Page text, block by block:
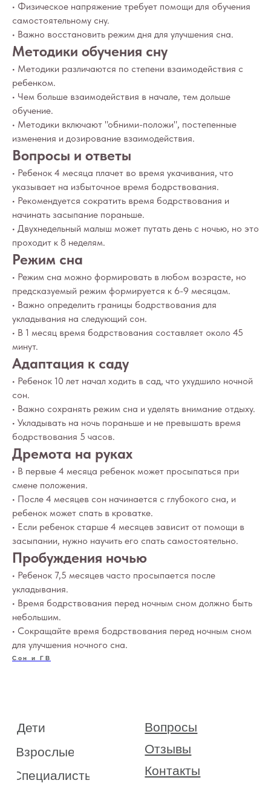
• Физическое напряжение требует помощи для обучения
самостоятельному сну.
• Важно восстановить режим дня для улучшения сна.
Методики обучения сну
• Методики различаются по степени взаимодействия с
ребенком.
• Чем больше взаимодействия в начале, тем дольше
обучение.
• Методики включают "обними-положи", постепенные
изменения и дозирование взаимодействия.
Вопросы и ответы
• Ребенок 4 месяца плачет во время укачивания, что
указывает на избыточное время бодрствования.
• Рекомендуется сократить время бодрствования и
начинать засыпание пораньше.
• Двухнедельный малыш может путать день с ночью, но это
проходит к 8 неделям.
Режим сна
• Режим сна можно формировать в любом возрасте, но
предсказуемый режим формируется к 6-9 месяцам.
• Важно определить границы бодрствования для
укладывания на следующий сон.
• В 1 месяц время бодрствования составляет около 45
минут.
Адаптация к саду
• Ребенок 10 лет начал ходить в сад, что ухудшило ночной
сон.
• Важно сохранять режим сна и уделять внимание отдыху.
• Укладывать на ночь пораньше и не превышать время
бодрствования 5 часов.
Дремота на руках
• В первые 4 месяца ребенок может просыпаться при
смене положения.
• После 4 месяцев сон начинается с глубокого сна, и
ребенок может спать в кроватке.
• Если ребенок старше 4 месяцев зависит от помощи в
засыпании, нужно научить его спать самостоятельно.
Пробуждения ночью
• Ребенок 7,5 месяцев часто просыпается после
укладывания.
• Время бодрствования перед ночным сном должно быть
небольшим.
• Сокращайте время бодрствования перед ночным сном
для улучшения ночного сна.
Сон и ГВ
Пн-пт: с 10:00 до
20:00
+7 (903) 011-73-03
sos@o-sne.online
Видео
Там, где картинки
Все права на материалы портала o-sne.online
защищены законом об интеллектуальной
собственности. Использование материалов
портала o-sne.online возможно только
с письменного разрешения автора
и с обязательным указанием гиперссылки
на источник o-sne.online.
Материалы, представленные на этом сайте, носят
исключительно информационно-образовательный
характер и не применимы к детям, имеющим
проблемы с развитием или здоровьем. А также
не могут рассматриваться как медицинские
рекомендации по диагностике и лечению. Все
публикации, видео, советы и консультации
не являются медицинскими, не могут отменить или
заменить назначений врача и применимы к детям,
признанным наблюдающими их врачами
здоровыми.
Портал o-sne.online не несёт ответственности
за неверное толкование, ошибочное или
некорректное использование советов и/или
материалов, представленных на сайте или данных
в процессе консультаций. Если состояние здоровья
вашего ребёнка вызывает у вас беспокойство,
наблюдаются проблемы сна, являющиеся
незамедлительно обратитесь к врачу!
© 2015—2026 О СНЕ. ОНЛАЙН —
и семейном сне